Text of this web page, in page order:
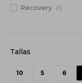
10 5 6
Recovery (1)